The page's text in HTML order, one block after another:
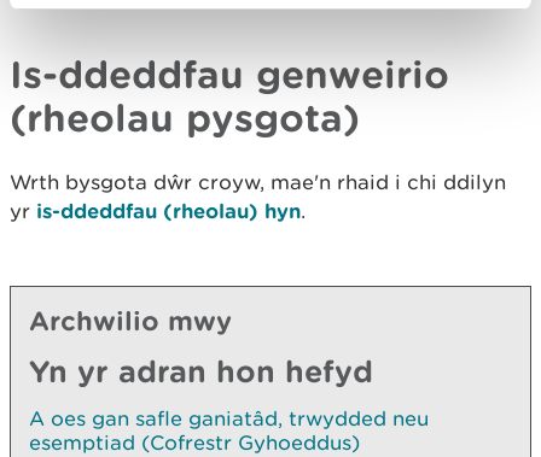
Is-ddeddfau genweirio
(rheolau pysgota)
Wrth bysgota dŵr croyw, mae'n rhaid i chi ddilyn
yr is-ddeddfau (rheolau) hyn.
Archwilio mwy
Yn yr adran hon hefyd
A oes gan safle ganiatâd, trwydded neu
esemptiad (Cofrestr Gyhoeddus)